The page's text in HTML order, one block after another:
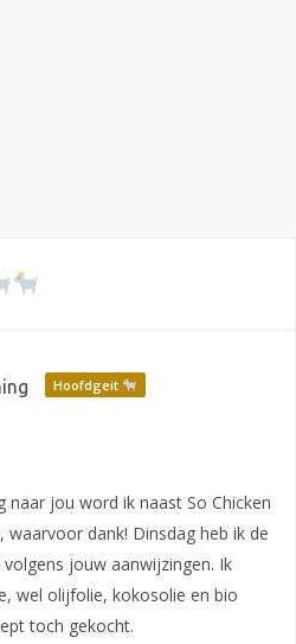
Hoofdgeit
naar jou word ik naast So Chicken
dank! Dinsdag heb ik de
jouw aanwijzingen. Ik
wel olijfolie, kokosolie en bio
toch gekocht.